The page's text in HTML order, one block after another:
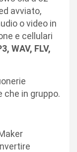
avviato,
o video in
e cellulari
WAV, FLV,
in gruppo.